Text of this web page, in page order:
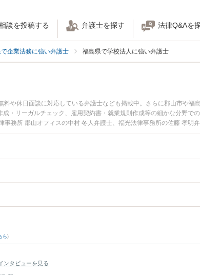
談を投稿する 弁護士を探す 法律Q&Aを
企業法務に強い弁護士 福島県で学校法人に強い弁護士
や休日面談に対応している弁護士なども掲載中。さらに郡山市や福
・リーガルチェック、雇用契約書・就業規則作成等の細かな分野で
務所 郡山オフィスの中村 冬人弁護士、福光法律事務所の佐藤 孝明
法人のトラブルを今すぐに弁護士に相談したい』『学校法人のトラ
士に相談予約したい』などでお困りの相談者さんにおすすめです。
ら)
ンタビューを見る